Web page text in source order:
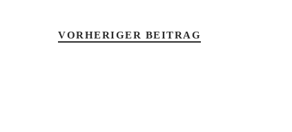
VORHERIGER BEITRAG